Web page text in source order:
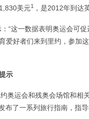
美元1 ，是2012年到达
“这一数据表明奥运会可
爱好者们来到里约，参加
示
奥运会和残奥会场馆和相
布了一系列旅行指南，指